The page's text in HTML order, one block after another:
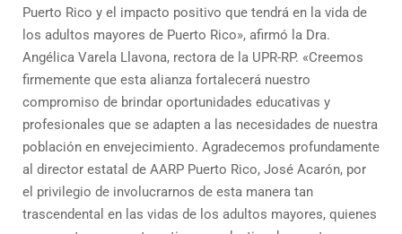
Puerto Rico y el impacto positivo que tendrá en la vida de
los adultos mayores de Puerto Rico», afirmó la Dra.
Angélica Varela Llavona, rectora de la UPR-RP. «Creemos
firmemente que esta alianza fortalecerá nuestro
compromiso de brindar oportunidades educativas y
profesionales que se adapten a las necesidades de nuestra
población en envejecimiento. Agradecemos profundamente
al director estatal de AARP Puerto Rico, José Acarón, por
el privilegio de involucrarnos de esta manera tan
trascendental en las vidas de los adultos mayores, quienes